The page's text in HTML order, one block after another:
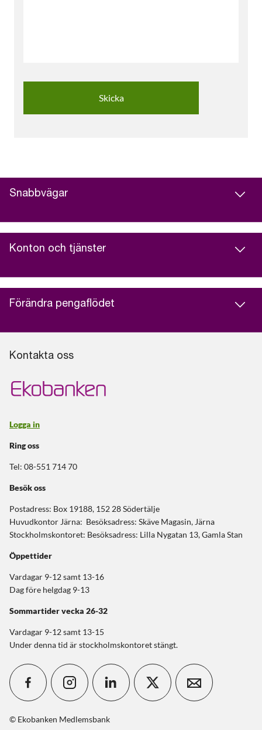
Snabbvägar
Konton och tjänster
Förändra pengaflödet
Kontakta oss
Logga in
Ring oss
Tel: 08-551 714 70
Besök oss
Postadress: Box 19188, 152 28 Södertälje
Huvudkontor Järna: Besöksadress: Skäve Magasin, Järna
Stockholmskontoret: Besöksadress: Lilla Nygatan 13, Gamla Stan
Öppettider
Vardagar 9-12 samt 13-16
Dag före helgdag 9-13
Sommartidervecka 26-32
Vardagar 9-12 samt 13-15
Under denna tid är stockholmskontoret stängt.
© Ekobanken Medlemsbank